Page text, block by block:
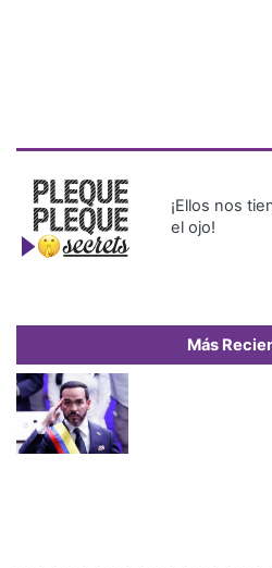
¡Ellos nos
el ojo!
Más